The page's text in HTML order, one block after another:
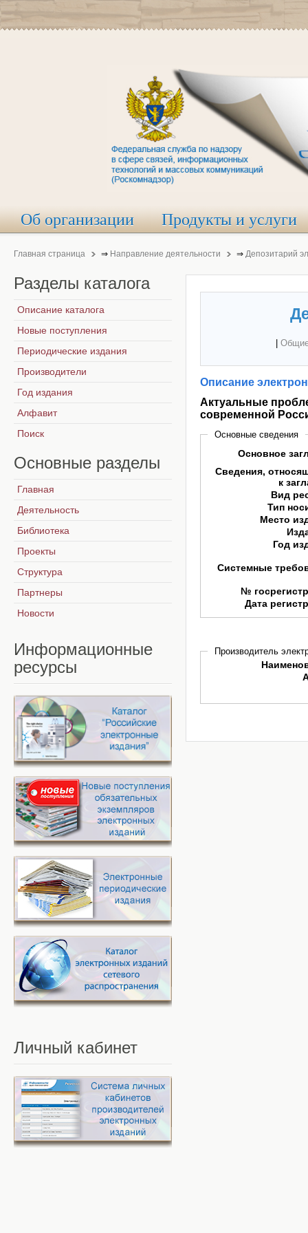
Об организации Продукты и услуги
Главная страница ⇒ Направление деятельности ⇒ Депозитарий
Описание
Актуальные
современной
Основные сведения
Основное
Сведения,
к
Вид
Тип
Место
Год
Системные
№
Дата
Производитель
Разделы каталога
Описание каталога
Новые поступления
Периодические издания
Производители
Год издания
Алфавит
Поиск
Основные разделы
Главная
Деятельность
Библиотека
Проекты
Структура
Партнеры
Новости
Информационные
ресурсы
Личный кабинет